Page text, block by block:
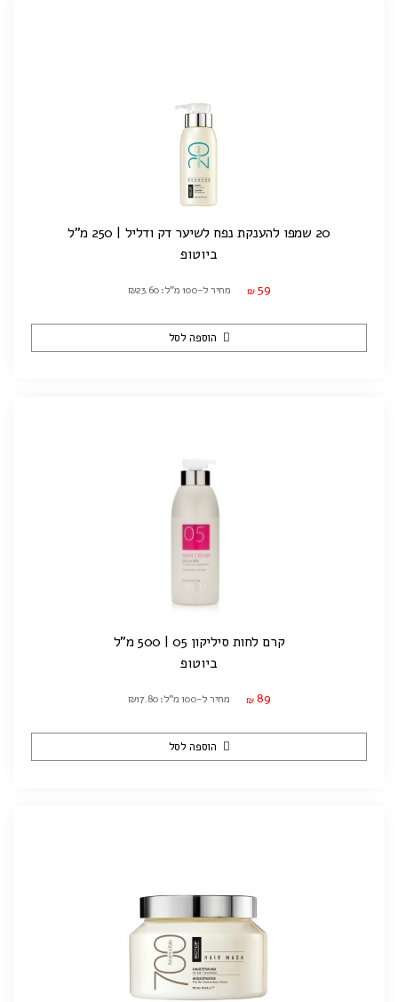
20 שמפו להענקת נפח לשיער דק ודליל | 250 מ"ל
ביוטופ
₪ 59 מחיר ל-100 מ"ל: ₪23.60
הוספה לסל
קרם לחות סיליקון 05 | 500 מ"ל
ביוטופ
₪ 89 מחיר ל-100 מ"ל: ₪17.80
הוספה לסל